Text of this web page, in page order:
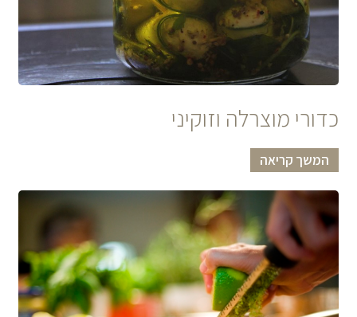
כדורי מוצרלה וזוקיני
המשך קריאה